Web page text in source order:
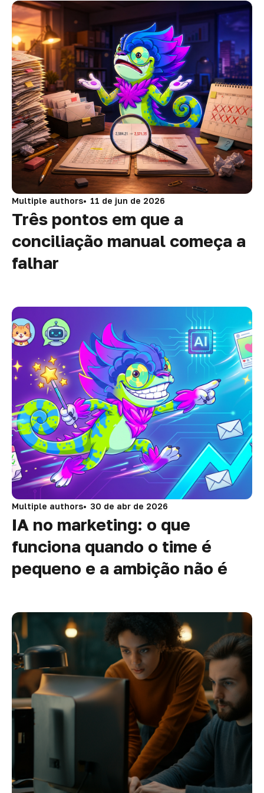
Multiple authors 11 de jun de 2026
Três pontos em que a
conciliação manual começa a
falhar
Multiple authors 30 de abr de 2026
IA no marketing: o que
funciona quando o time é
pequeno e a ambição não é